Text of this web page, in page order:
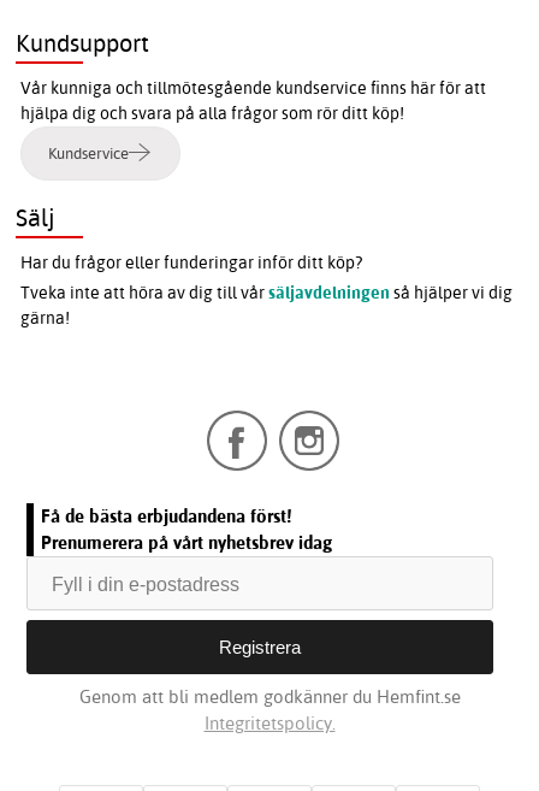
Kundsupport
Vår kunniga och tillmötesgående kundservice finns här för att
hjälpa dig och svara på alla frågor som rör ditt köp!
Kundservice
Sälj
Har du frågor eller funderingar inför ditt köp?
Tveka inte att höra av dig till vårsäljavdelningen så hjälper vi dig
gärna!
Få de bästa erbjudandena först!
Prenumerera på vårt nyhetsbrev idag
Genom att bli medlem godkänner du Hemfint.se
Integritetspolicy.